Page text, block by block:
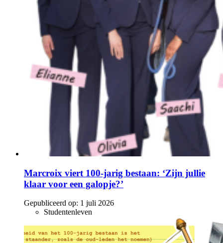
Marcroix viert 100-jarig bestaan: ‘Zijn jullie
klaar voor een galopje?’
Gepubliceerd op: 1 juli 2026
Studentenleven